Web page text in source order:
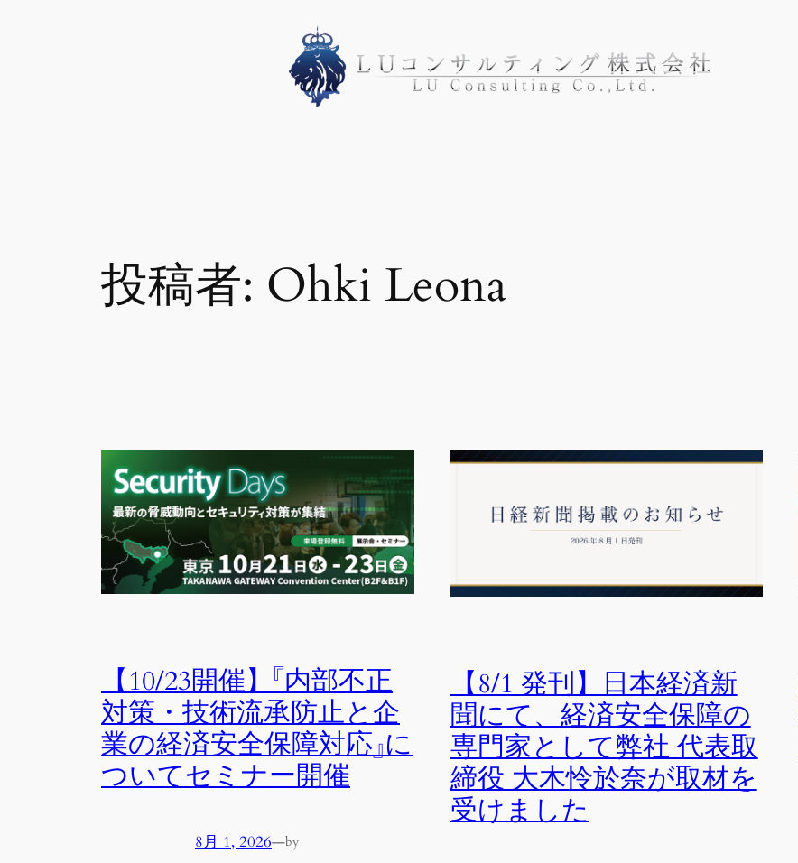
投稿者: Ohki Leona
【10/23開催】『内部不正
対策・技術流承防止と企
業の経済安全保障対応』に
ついてセミナー開催
8月 1, 2026—by
【8/1 発刊】日本経済新
聞にて、経済安全保障の
専門家として弊社 代表取
締役 大木怜於奈が取材を
受けました